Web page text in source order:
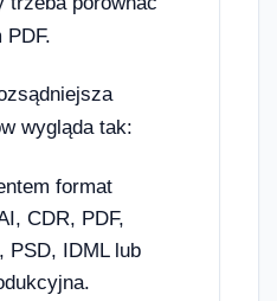
PDF.
wygląda tak:
format
CDR, PDF,
PSD, IDML lub